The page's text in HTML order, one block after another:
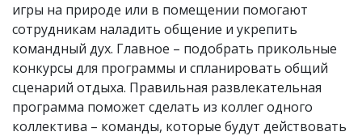
игры на природе или в помещении помогают
сотрудникам наладить общение и укрепить
командный дух. Главное – подобрать прикольные
конкурсы для программы и спланировать общий
сценарий отдыха. Правильная развлекательная
программа поможет сделать из коллег одного
коллектива – команды, которые будут действовать